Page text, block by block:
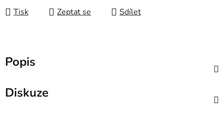
Tisk Zeptat se Sdílet
Popis
Diskuze